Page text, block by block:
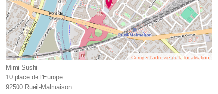
Corriger l’adresse ou la localisation
Mimi Sushi
10 place de l'Europe
92500 Rueil-Malmaison